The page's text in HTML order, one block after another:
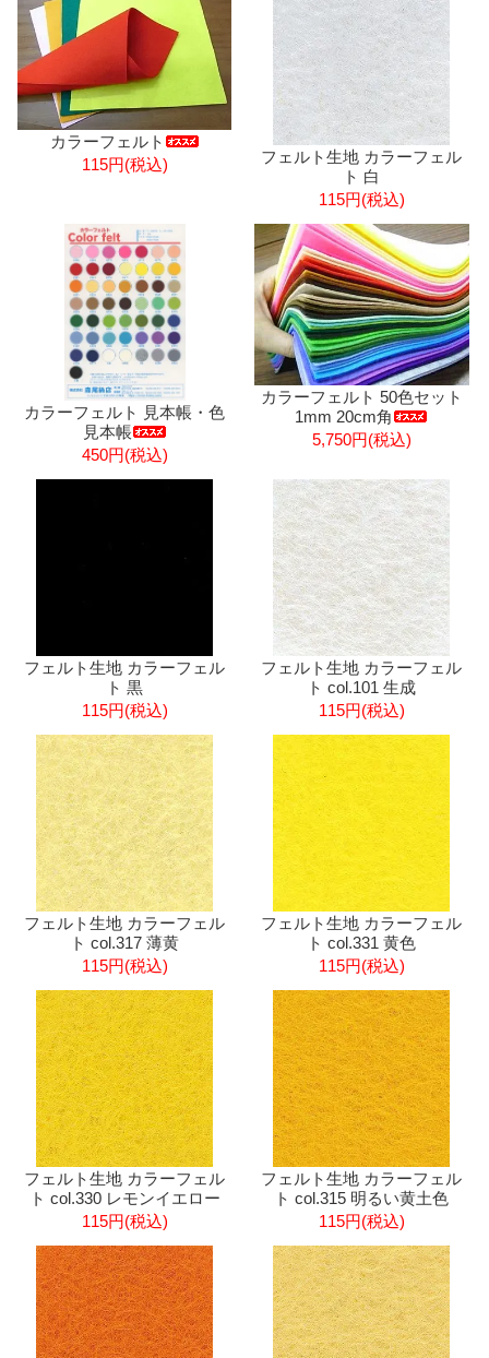
カラーフェルト
115円(税込)
フェルト生地 カラーフェル
ト 白
115円(税込)
カラーフェルト 見本帳・色
見本帳
450円(税込)
カラーフェルト 50色セット
1mm 20cm角
5,750円(税込)
フェルト生地 カラーフェル
ト 黒
115円(税込)
フェルト生地 カラーフェル
ト col.101 生成
115円(税込)
フェルト生地 カラーフェル
ト col.317 薄黄
115円(税込)
フェルト生地 カラーフェル
ト col.331 黄色
115円(税込)
フェルト生地 カラーフェル
ト col.330 レモンイエロー
115円(税込)
フェルト生地 カラーフェル
ト col.315 明るい黄土色
115円(税込)